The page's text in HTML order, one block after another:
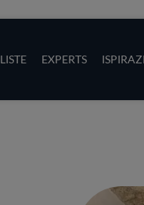
LISTE EXPERTS